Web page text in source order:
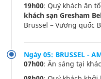
19h00: Quý khách ăn
khách sạn Gresham
Brussel – Vương quốc
Ngày 05: BRUSSEL -
07h00: Ăn sáng tại